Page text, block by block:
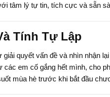
tâm lý tự tin, tích cực và sẵn
Tính Tự Lập
quyết vấn đề và nhìn nhận
em cố gắng hết mình, cho
mùa hè trước khi bắt đầu